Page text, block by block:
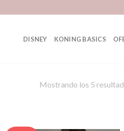
DISNEY KONING BASICS
Mostrando los 5